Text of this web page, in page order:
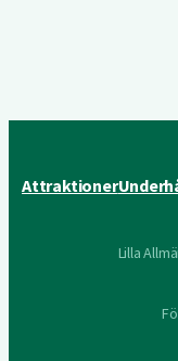
Attraktioner
Lilla